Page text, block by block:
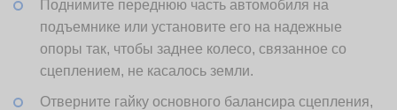
Поднимите переднюю часть автомобиля на
подъемнике или установите его на надежные
опоры так, чтобы заднее колесо, связанное со
сцеплением, не касалось земли.
Отверните гайку основного балансира сцепления,